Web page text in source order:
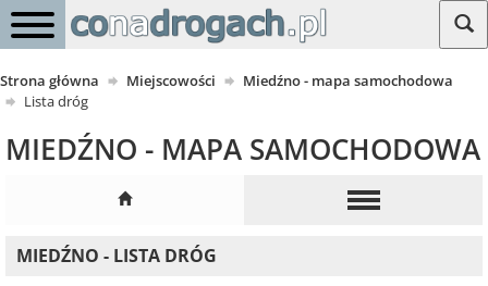
Strona główna Miejscowości
Miedźno - mapa samochodowa
Lista dróg
MIEDŹNO - MAPA SAMOCHODOWA
MIEDŹNO - LISTA DRÓG